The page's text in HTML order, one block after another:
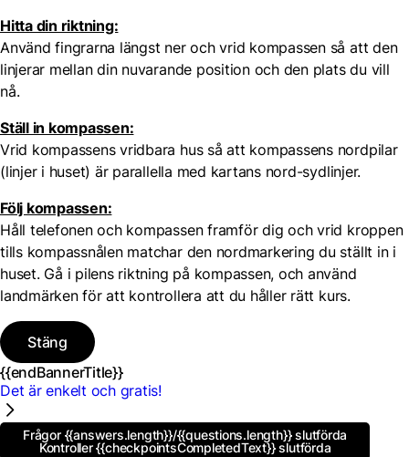
Hitta din riktning:
Använd fingrarna längst ner och vrid kompassen så att den
linjerar mellan din nuvarande position och den plats du vill
nå.
Ställ in kompassen:
Vrid kompassens vridbara hus så att kompassens nordpilar
(linjer i huset) är parallella med kartans nord-sydlinjer.
Följ kompassen:
Håll telefonen och kompassen framför dig och vrid kroppen
tills kompassnålen matchar den nordmarkering du ställt in i
huset. Gå i pilens riktning på kompassen, och använd
landmärken för att kontrollera att du håller rätt kurs.
Stäng
{{endBannerTitle}}
Det är enkelt och gratis!
Frågor {{answers.length}}/{{questions.length}} slutförda
Kontroller {{checkpointsCompletedText}} slutförda